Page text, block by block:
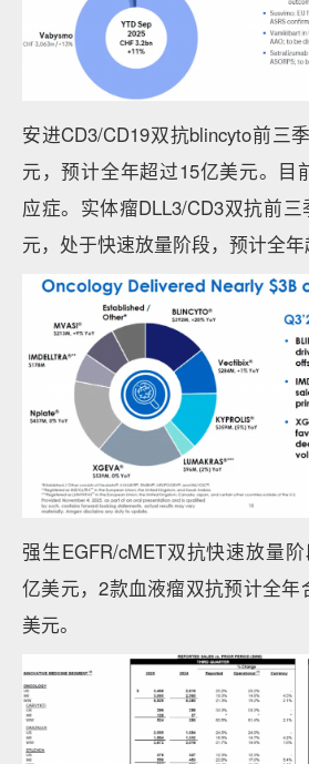
安进CD3/CD19双抗blincyto前三
元，预计全年超过15亿美元。目
应症。实体瘤DLL3/CD3双抗前
元，处于快速放量阶段，预计全年
强生EGFR/cMET双抗快速放量
亿美元，2款血液瘤双抗预计全年
美元。